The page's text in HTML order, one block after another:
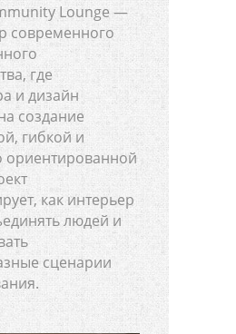
Lounge —
современного
где
и дизайн
создание
гибкой и
ориентированной
как интерьер
людей и
сценарии